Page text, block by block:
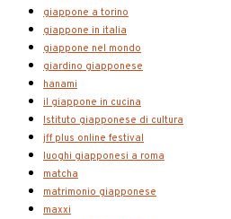
giappone a torino
giappone in italia
giappone nel mondo
giardino giapponese
hanami
il giappone in cucina
Istituto giapponese di cultura
jff plus online festival
luoghi giapponesi a roma
matcha
matrimonio giapponese
maxxi